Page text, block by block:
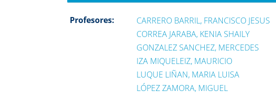
Profesores:
CARRERO BARRIL, FRANCISCO JESUS
CORREA JARABA, KENIA SHAILY
GONZALEZ SANCHEZ, MERCEDES
IZA MIQUELEIZ, MAURICIO
LUQUE LIÑAN, MARIA LUISA
LÓPEZ ZAMORA, MIGUEL